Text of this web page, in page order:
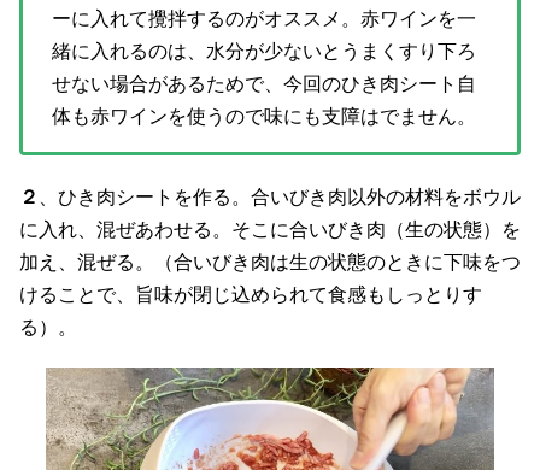
ーに入れて攪拌するのがオススメ。赤ワインを一
緒に入れるのは、水分が少ないとうまくすり下ろ
せない場合があるためで、今回のひき肉シート自
体も赤ワインを使うので味にも支障はでません。
２
、ひき肉シートを作る。合いびき肉以外の材料をボウル
に入れ、混ぜあわせる。そこに合いびき肉（生の状態）を
加え、混ぜる。（合いびき肉は生の状態のときに下味をつ
けることで、旨味が閉じ込められて食感もしっとりす
る）。